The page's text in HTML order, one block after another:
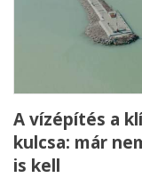
A vízépítés a
kulcsa: már
is kell